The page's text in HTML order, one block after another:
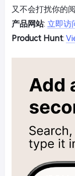
又不会打扰你的
产品网站: 立即访
Product Hunt: